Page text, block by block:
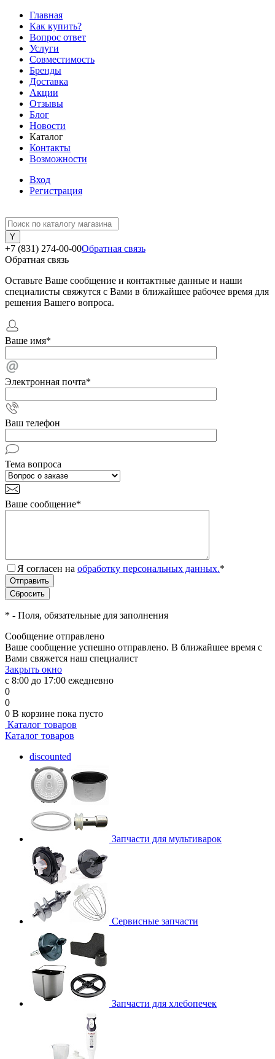
Главная
Как купить?
Вопрос ответ
Услуги
Совместимость
Бренды
Доставка
Акции
Отзывы
Блог
Новости
Каталог
Контакты
Возможности
Вход
Регистрация
+7 (831) 274-00-00Обратная связь
Обратная связь
Оставьте Ваше сообщение и контактные данные и наши
специалисты свяжутся с Вами в ближайшее рабочее время для
решения Вашего вопроса.
Ваше имя*
Электронная почта*
Ваш телефон
Тема вопроса
Ваше сообщение*
Я согласен на обработку персональных данных.*
* - Поля, обязательные для заполнения
Сообщение отправлено
Ваше сообщение успешно отправлено. В ближайшее время с
Вами свяжется наш специалист
Закрыть окно
с 8:00 до 17:00 ежедневно
0
0
0 В корзине пока пусто
Каталог товаров
Каталог товаров
discounted
Запчасти для мультиварок
Сервисные запчасти
Запчасти для хлебопечек